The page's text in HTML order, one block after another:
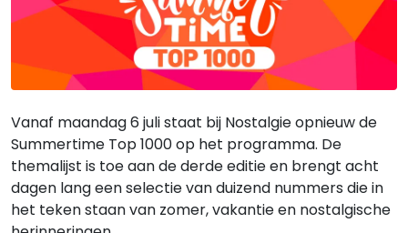
Vanaf maandag 6 juli staat bij Nostalgie opnieuw de
Summertime Top 1000 op het programma. De
themalijst is toe aan de derde editie en brengt acht
dagen lang een selectie van duizend nummers die in
het teken staan van zomer, vakantie en nostalgische